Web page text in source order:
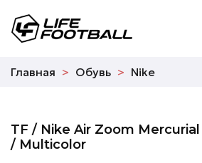
Главная Обувь Nike
TF / Nike Air Zoom Mercurial
/ Multicolor